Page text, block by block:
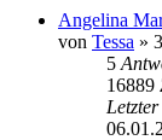
Angelina
von Tessa »
5
16889